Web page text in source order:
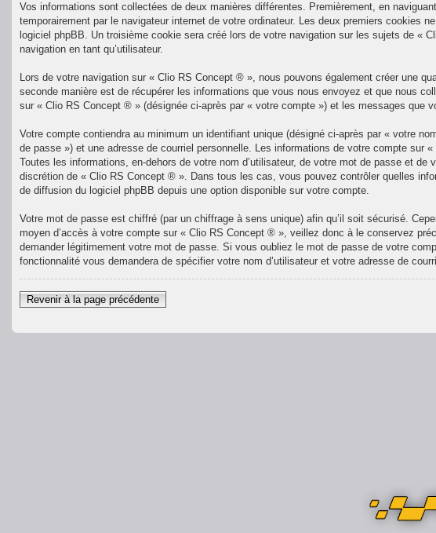
Vos informations sont collectées de deux manières différentes. Premièrement, en
temporairement par le navigateur internet de votre ordinateur. Les deux premiers cookies
logiciel phpBB. Un troisième cookie sera créé lors de votre navigation sur les sujets de «
navigation en tant qu’utilisateur.
Lors de votre navigation sur « Clio RS Concept ® », nous pouvons également créer une
seconde manière est de récupérer les informations que vous nous envoyez et que nous
sur « Clio RS Concept ® » (désignée ci-après par « votre compte ») et les messages que
Votre compte contiendra au minimum un identifiant unique (désigné ci-après par « votre
de passe ») et une adresse de courriel personnelle. Les informations de votre compte
Toutes les informations, en-dehors de votre nom d’utilisateur, de votre mot de passe et
discrétion de « Clio RS Concept ® ». Dans tous les cas, vous pouvez contrôler quelles
de diffusion du logiciel phpBB depuis une option disponible sur votre compte.
Votre mot de passe est chiffré (par un chiffrage à sens unique) afin qu’il soit sécurisé.
moyen d’accès à votre compte sur « Clio RS Concept ® », veillez donc à le conservez
demander légitimement votre mot de passe. Si vous oubliez le mot de passe de votre
fonctionnalité vous demandera de spécifier votre nom d’utilisateur et votre adresse de
Revenir à la page précédente